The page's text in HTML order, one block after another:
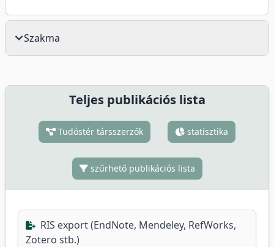
Szakma
Teljes publikációs lista
Tudóstér társszerzők statisztika
szűrhető publikációs lista
RIS export (EndNote, Mendeley, RefWorks,
Zotero stb.)